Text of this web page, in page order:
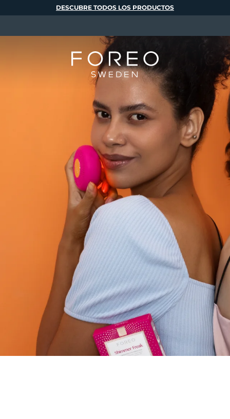
DESCUBRE TODOS LOS PRODUCTOS